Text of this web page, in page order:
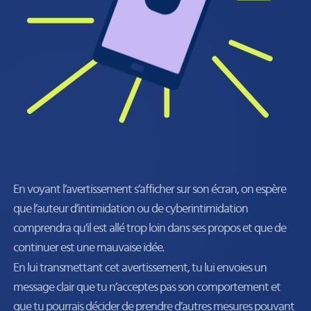
En voyant l’avertissement s’afficher sur son écran, on espère
que l’auteur d’intimidation ou de cyberintimidation
comprendra qu’il est allé trop loin dans ses propos et que de
continuer est une mauvaise idée.
En lui transmettant cet avertissement, tu lui envoies un
message clair que tu n’acceptes pas son comportement et
que tu pourrais décider de prendre d’autres mesures pouvant